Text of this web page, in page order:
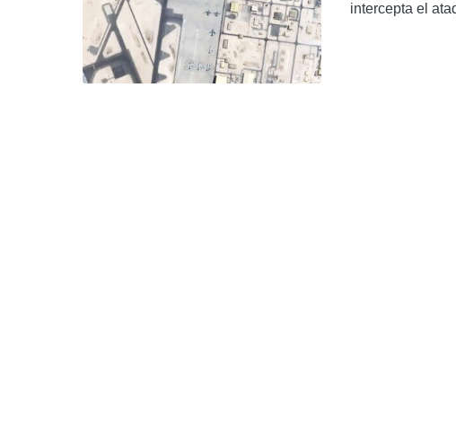
intercepta el